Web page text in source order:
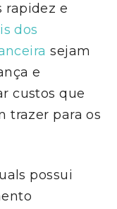
rapidez e
dos
sejam
e
custos que
trazer para os
possui